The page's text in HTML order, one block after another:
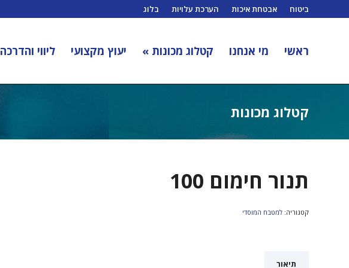
ביטוח אבטחת איכות הערכת עלויות בלוג
ראשי מי אנחנו קטלוג מכונות » יעוץ מקצועי ליווי והדרכה
קטלוג מכונות
תנור חימום 100
קטגוריה: למטבח המוסדי
תיאור